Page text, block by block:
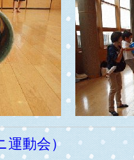
運動会）